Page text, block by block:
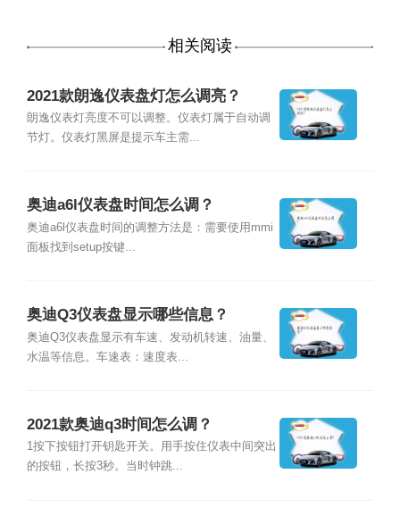
相关阅读
2021款朗逸仪表盘灯怎么调亮？
朗逸仪表灯亮度不可以调整。仪表灯属于自动调
节灯。仪表灯黑屏是提示车主需...
奥迪a6l仪表盘时间怎么调？
奥迪a6l仪表盘时间的调整方法是：需要使用mmi
面板找到setup按键...
奥迪Q3仪表盘显示哪些信息？
奥迪Q3仪表盘显示有车速、发动机转速、油量、
水温等信息。车速表：速度表...
2021款奥迪q3时间怎么调？
1按下按钮打开钥匙开关。用手按住仪表中间突出
的按钮，长按3秒。当时钟跳...